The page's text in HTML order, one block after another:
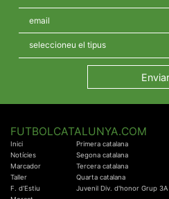
FUTBOLCATALUNYA.COM
Inici
Notícies
Marcador
Taller
F. d'Estiu
Primera catalana
Segona catalana
Tercera catalana
Quarta catalana
Juvenil Div. d'honor Grup 3A